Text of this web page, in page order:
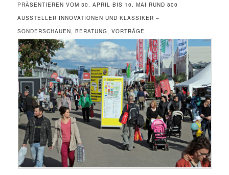
RÄSENTIEREN VOM 30. APRIL BIS 10. MAI RUND 800 A
USSTELLER INNOVATIONEN UND KLASSIKER – S
ONDERSCHAUEN, BERATUNG, VORTRÄGE